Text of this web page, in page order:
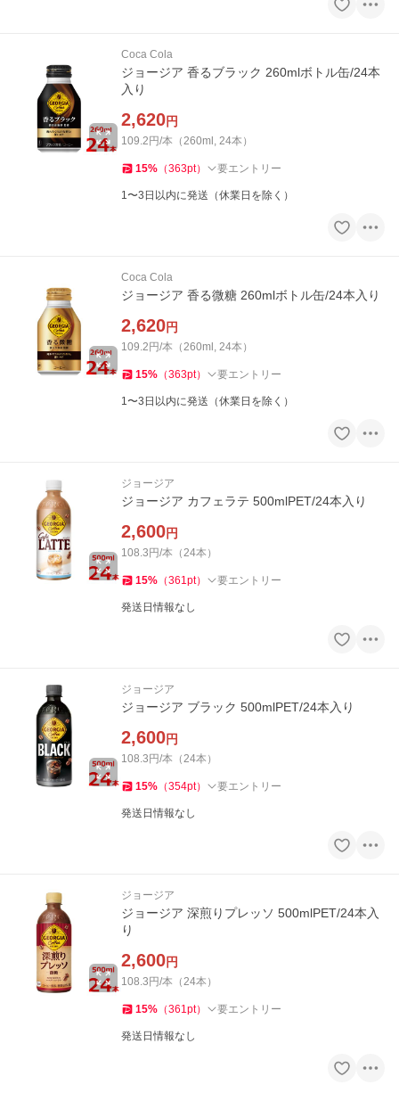
Coca Cola
ジョージア 香るブラック 260mlボトル缶/24本
入り
2,620円
109.2円/本（260ml, 24本）
15% （363pt） 要エントリー
1〜3日以内に発送（休業日を除く）
Coca Cola
ジョージア 香る微糖 260mlボトル缶/24本入り
2,620円
109.2円/本（260ml, 24本）
15% （363pt） 要エントリー
1〜3日以内に発送（休業日を除く）
ジョージア
ジョージア カフェラテ 500mlPET/24本入り
2,600円
108.3円/本（24本）
15% （361pt） 要エントリー
発送日情報なし
ジョージア
ジョージア ブラック 500mlPET/24本入り
2,600円
108.3円/本（24本）
15% （354pt） 要エントリー
発送日情報なし
ジョージア
ジョージア 深煎りプレッソ 500mlPET/24本入
り
2,600円
108.3円/本（24本）
15% （361pt） 要エントリー
発送日情報なし